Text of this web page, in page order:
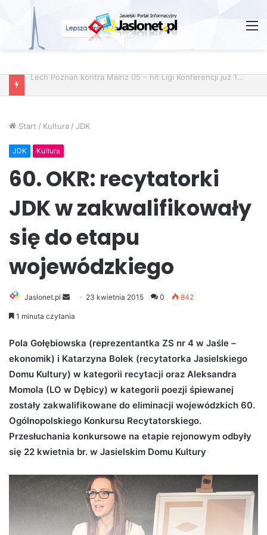
Start / Kultura / JDK
JDK Kultura
60. OKR: recytatorki
JDK w zakwalifikowały
się do etapu
wojewódzkiego
Jaslonet.pl
e
d
a
i
23 kwietnia 2015 0 842
1 minuta czytania
Pola Gołębiowska (reprezentantka ZS nr 4 w Jaśle –
ekonomik) i Katarzyna Bolek (recytatorka Jasielskiego
Domu Kultury) w kategorii recytacji oraz Aleksandra
Momola (LO w Dębicy) w kategorii poezji śpiewanej
zostały zakwalifikowane do eliminacji wojewódzkich 60.
Ogólnopolskiego Konkursu Recytatorskiego.
Przesłuchania konkursowe na etapie rejonowym odbyły
się 22 kwietnia br. w Jasielskim Domu Kultury